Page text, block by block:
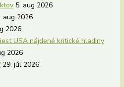
5. aug 2026
aug 2026
2026
USA nájdené kritické hladiny
2026
29. júl 2026